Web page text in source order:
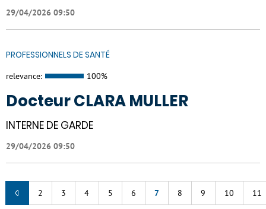
29/04/2026 09:50
PROFESSIONNELS DE SANTÉ
relevance: 100%
Docteur CLARA MULLER
INTERNE DE GARDE
29/04/2026 09:50
2 3 4 5 6 7 8 9 10 11